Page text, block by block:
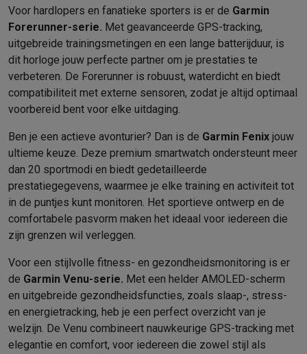
Voor hardlopers en fanatieke sporters is er de Garmin
Forerunner-serie. Met geavanceerde GPS-tracking,
uitgebreide trainingsmetingen en een lange batterijduur, is
dit horloge jouw perfecte partner om je prestaties te
verbeteren. De Forerunner is robuust, waterdicht en biedt
compatibiliteit met externe sensoren, zodat je altijd optimaal
voorbereid bent voor elke uitdaging.
Ben je een actieve avonturier? Dan is de Garmin Fenix jouw
ultieme keuze. Deze premium smartwatch ondersteunt meer
dan 20 sportmodi en biedt gedetailleerde
prestatiegegevens, waarmee je elke training en activiteit tot
in de puntjes kunt monitoren. Het sportieve ontwerp en de
comfortabele pasvorm maken het ideaal voor iedereen die
zijn grenzen wil verleggen.
Voor een stijlvolle fitness- en gezondheidsmonitoring is er
de Garmin Venu-serie. Met een helder AMOLED-scherm
en uitgebreide gezondheidsfuncties, zoals slaap-, stress-
en energietracking, heb je een perfect overzicht van je
welzijn. De Venu combineert nauwkeurige GPS-tracking met
elegantie en comfort, voor iedereen die zowel stijl als